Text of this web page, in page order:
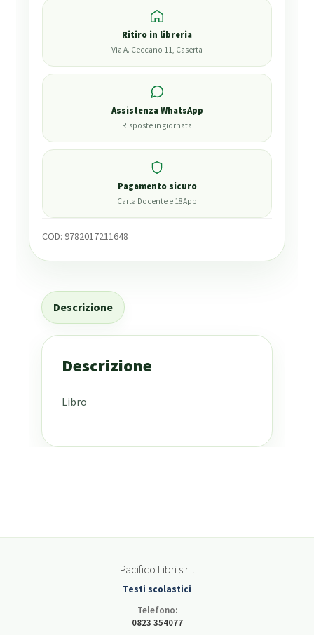
Ritiro in libreria
Via A. Ceccano 11, Caserta
Assistenza WhatsApp
Risposte in giornata
Pagamento sicuro
Carta Docente e 18App
COD: 9782017211648
Descrizione
Descrizione
Libro
Pacifico Libri s.r.l.
Testi scolastici
Telefono:
0823 354077